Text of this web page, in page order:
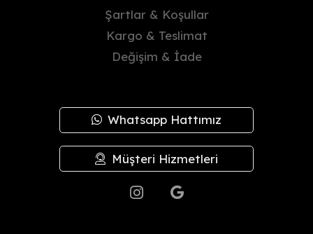
Şartlar & Koşullar
Kargo & Teslimat
Değişim & İade
Whatsapp Hattımız
Müşteri Hizmetleri